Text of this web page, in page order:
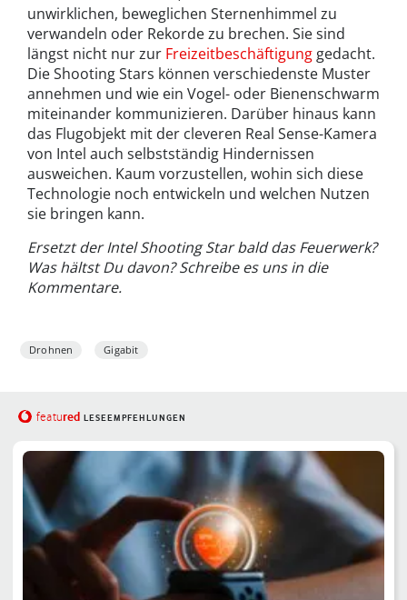
unwirklichen, beweglichen Sternenhimmel zu
verwandeln oder Rekorde zu brechen. Sie sind
längst nicht nur zur Freizeitbeschäftigung gedacht.
Die Shooting Stars können verschiedenste Muster
annehmen und wie ein Vogel- oder Bienenschwarm
miteinander kommunizieren. Darüber hinaus kann
das Flugobjekt mit der cleveren Real Sense-Kamera
von Intel auch selbstständig Hindernissen
ausweichen. Kaum vorzustellen, wohin sich diese
Technologie noch entwickeln und welchen Nutzen
sie bringen kann.
Ersetzt der Intel Shooting Star bald das Feuerwerk?
Was hältst Du davon? Schreibe es uns in die
Kommentare.
Drohnen Gigabit
featured LESEEMPFEHLUNGEN